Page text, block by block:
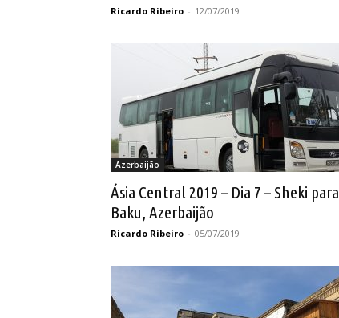
Ricardo Ribeiro - 12/07/2019
Azerbaijão
Ásia Central 2019 – Dia 7 – Sheki para
Baku, Azerbaijão
Ricardo Ribeiro - 05/07/2019